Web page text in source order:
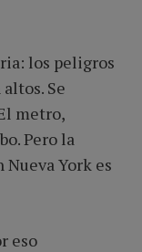
los peligros
Se
metro,
Pero la
York es
eso